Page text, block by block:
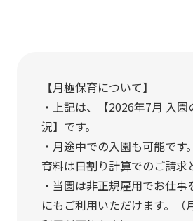
【月極保育について】
・上記は、【2026年7月 入
況】です。
・月途中での入園も可能です
育料は日割り計算でのご請求
・当園は非正規雇用でお仕事
にもご利用いただけます。（